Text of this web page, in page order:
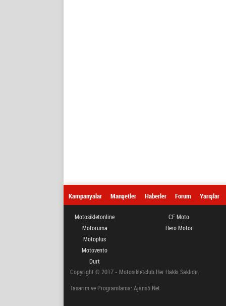
Kampanyalar Manşetler Haberler Forum Yarışlar
Motosikletonline
Motoruma
Motoplus
Motovento
Durt
CF Moto
Hero Motor
Copyright © 2017 - Motosikletclub Her Hakkı Saklıdır.
Tasarım ve Programlama: Ajans5.Net